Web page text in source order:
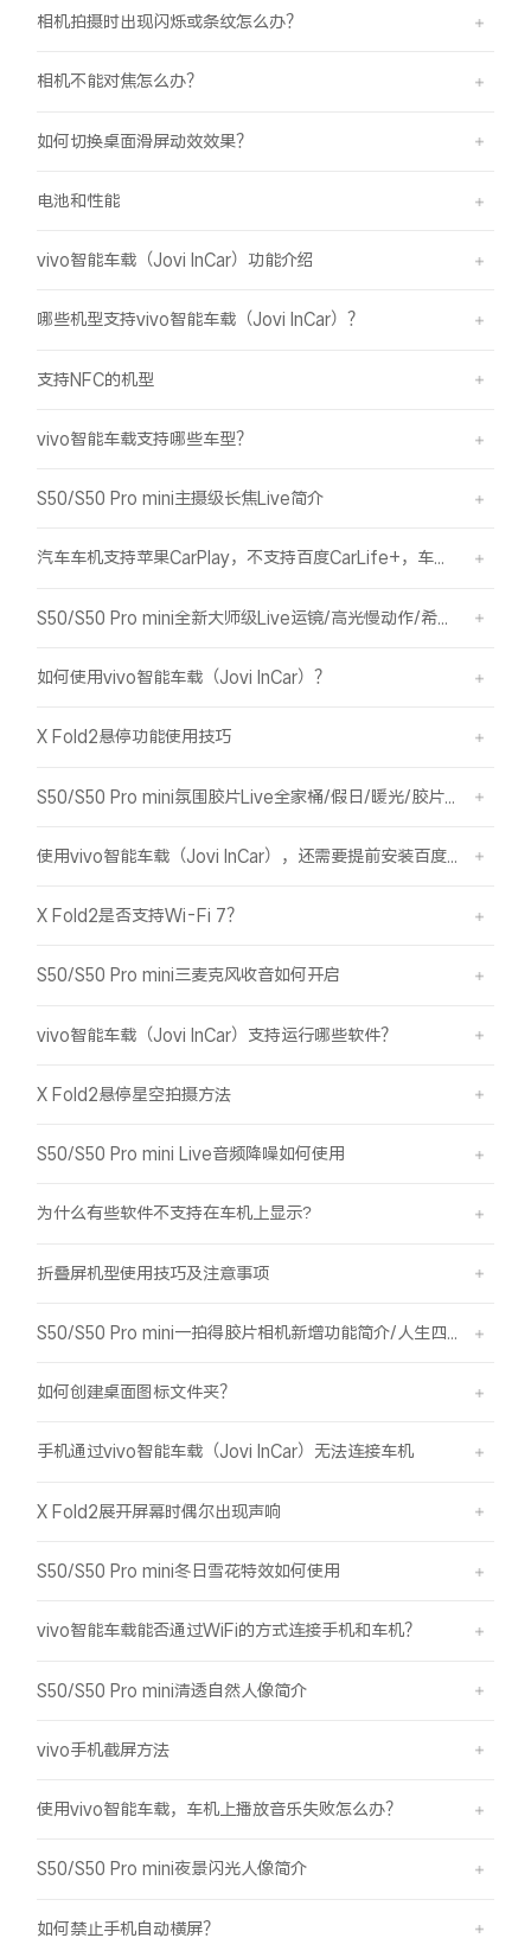
相机拍摄时出现闪烁或条纹怎么办？
相机不能对焦怎么办？
如何切换桌面滑屏动效效果？
电池和性能
vivo智能车载（Jovi InCar）功能介绍
哪些机型支持vivo智能车载（Jovi InCar）？
支持NFC的机型
vivo智能车载支持哪些车型？
S50/S50 Pro mini主摄级长焦Live简介
汽车车机支持苹果CarPlay，不支持百度CarLife+，车机能否使用vivo智能车载？
如何使用vivo智能车载（Jovi InCar）？
X Fold2悬停功能使用技巧
X Fold2是否支持Wi-Fi 7？
S50/S50 Pro mini三麦克风收音如何开启
vivo智能车载（Jovi InCar）支持运行哪些软件？
X Fold2悬停星空拍摄方法
S50/S50 Pro mini Live音频降噪如何使用
为什么有些软件不支持在车机上显示?
折叠屏机型使用技巧及注意事项
如何创建桌面图标文件夹？
手机通过vivo智能车载（Jovi InCar）无法连接车机
X Fold2展开屏幕时偶尔出现声响
S50/S50 Pro mini冬日雪花特效如何使用
vivo智能车载能否通过WiFi的方式连接手机和车机？
S50/S50 Pro mini清透自然人像简介
vivo手机截屏方法
使用vivo智能车载，车机上播放音乐失败怎么办？
S50/S50 Pro mini夜景闪光人像简介
如何禁止手机自动横屏？